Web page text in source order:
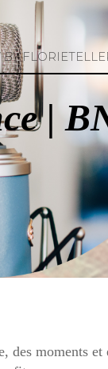
BY
|
des moments